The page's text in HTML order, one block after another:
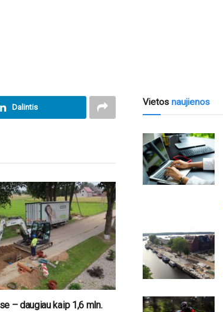
Dalintis
– daugiau kaip 1,6 mln.
Vietos naujienos